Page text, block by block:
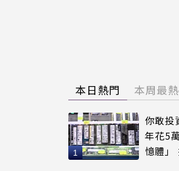
本日熱門 本周最熱
你敢投
年花5
憶體」